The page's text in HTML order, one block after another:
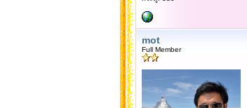
mot
Full Member